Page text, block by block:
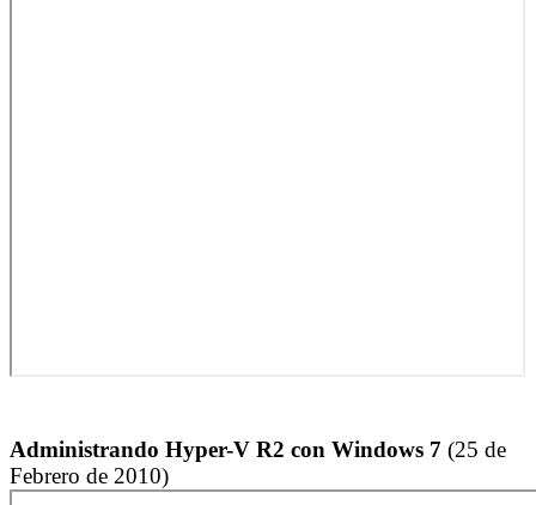
Administrando Hyper-V R2 con Windows 7 (25 de
Febrero de 2010)